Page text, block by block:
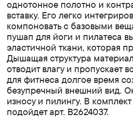
однотонное полотно и
вставку. Его легко
компоновать с базовыми
пушап для йоги и пилатеса
эластичной ткани, которая
Дышащая структура
отводит влагу и пропускает
для фитнеса долгое время
безупречный внешний вид.
износу и пилингу. В
подойдет арт. B2624037.